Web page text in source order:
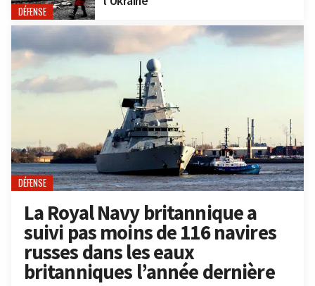
DÉFENSE
DÉFENSE
La Royal Navy britannique a
suivi pas moins de 116 navires
russes dans les eaux
britanniques l’année dernière